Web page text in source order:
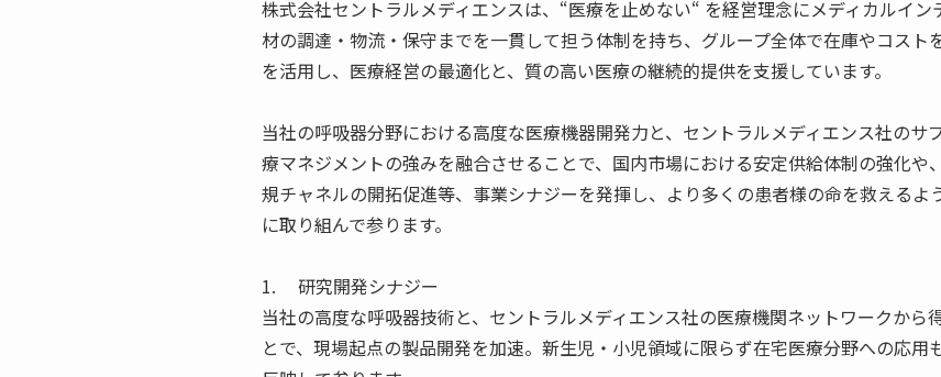
株式会社セントラルメディエンスは、“医療を止めない“ を経営理念にメディカルイ
材の調達・物流・保守までを一貫して担う体制を持ち、グループ全体で在庫やコスト
を活用し、医療経営の最適化と、質の高い医療の継続的提供を支援しています。
当社の呼吸器分野における高度な医療機器開発力と、セントラルメディエンス社のサ
療マネジメントの強みを融合させることで、国内市場における安定供給体制の強化や
規チャネルの開拓促進等、事業シナジーを発揮し、より多くの患者様の命を救える
に取り組んで参ります。
1. 研究開発シナジー
当社の高度な呼吸器技術と、セントラルメディエンス社の医療機関ネットワークから
とで、現場起点の製品開発を加速。新生児・小児領域に限らず在宅医療分野への応用